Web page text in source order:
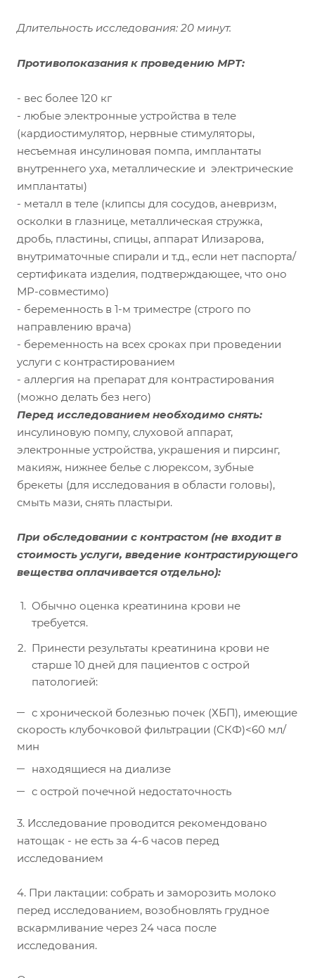
Длительность исследования: 20 минут.
Противопоказания к проведению МРТ:
- вес более 120 кг
- любые электронные устройства в теле
(кардиостимулятор, нервные стимуляторы,
несъемная инсулиновая помпа, имплантаты
внутреннего уха, металлические и электрические
имплантаты)
- металл в теле (клипсы для сосудов, аневризм,
осколки в глазнице, металлическая стружка,
дробь, пластины, спицы, аппарат Илизарова,
внутриматочные спирали и т.д., если нет паспорта/
сертификата изделия, подтверждающее, что оно
МР-совместимо)
- беременность в 1-м триместре (строго по
направлению врача)
- беременность на всех сроках при проведении
услуги с контрастированием
- аллергия на препарат для контрастирования
(можно делать без него)
Перед исследованием необходимо снять:
инсулиновую помпу, слуховой аппарат,
электронные устройства, украшения и пирсинг,
макияж, нижнее белье с люрексом, зубные
брекеты (для исследования в области головы),
смыть мази, снять пластыри.
При обследовании с контрастом (не входит в
стоимость услуги, введение контрастирующего
вещества оплачивается отдельно):
Обычно оценка креатинина крови не
требуется.
Принести результаты креатинина крови не
старше 10 дней для пациентов с острой
патологией:
с хронической болезнью почек (ХБП), имеющие
скорость клубочковой фильтрации (СКФ)<60 мл/
мин
находящиеся на диализе
с острой почечной недостаточность
3. Исследование проводится рекомендовано
натощак - не есть за 4-6 часов перед
исследованием
4. При лактации: собрать и заморозить молоко
перед исследованием, возобновлять грудное
вскармливание через 24 часа после
исследования.